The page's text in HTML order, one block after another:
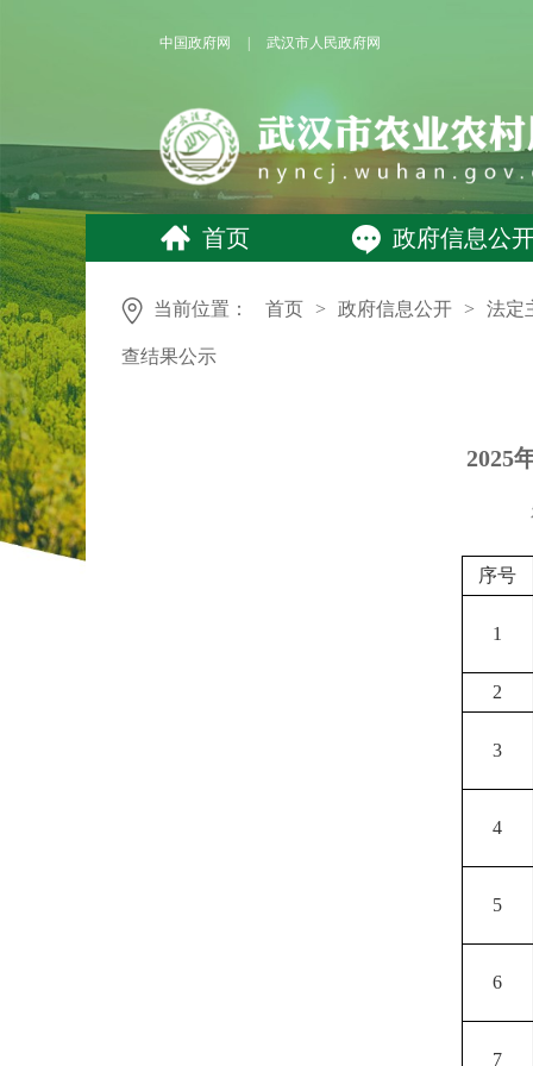
中国政府网 武汉市人民政府网
首页 政府信息公
当前位置： 首页 > 政府信息公开 > 法定
查结果公示
2025
序号
1
2
3
4
5
6
7